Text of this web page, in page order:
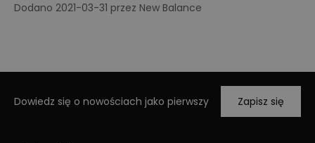
Dodano 2021-03-31 przez New Balance
Dowiedz się o nowościach jako pierwszy Zapisz się